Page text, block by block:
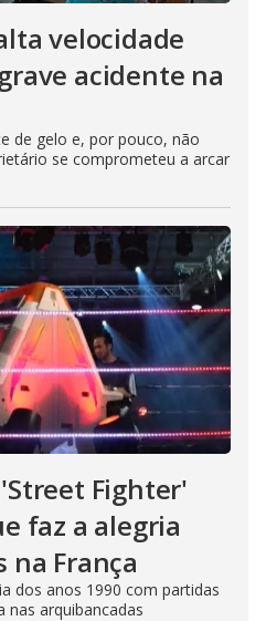
velocidade
acidente na
de gelo e, por pouco, não
se comprometeu a arcar
Fighter'
faz a alegria
na França
dos anos 1990 com partidas
nas arquibancadas